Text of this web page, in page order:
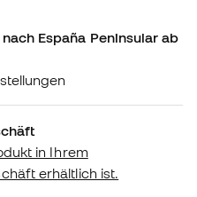
España Peninsular ab
in Ihrem
erhältlich ist.